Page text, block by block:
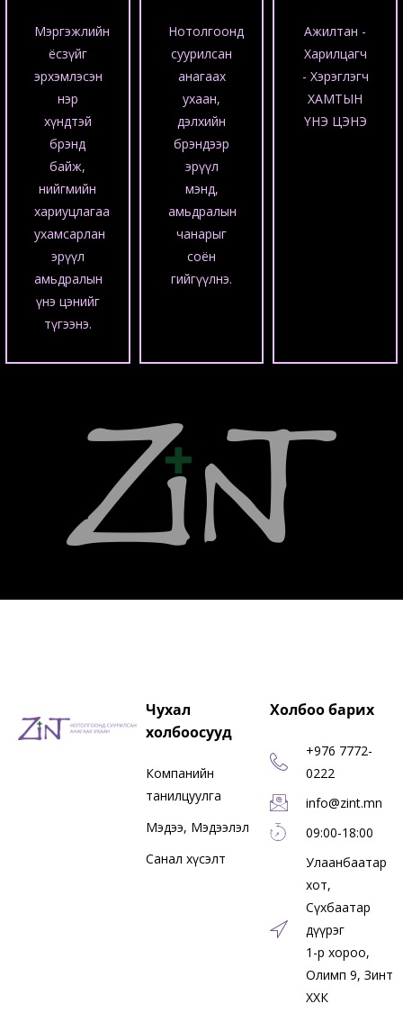
Мэргэжлийн
ёсзүйг
эрхэмлэсэн
нэр
хүндтэй
брэнд
байж,
нийгмийн
хариуцлагаа
ухамсарлан
эрүүл
амьдралын
үнэ цэнийг
түгээнэ.
Нотолгоонд
суурилсан
анагаах
ухаан,
дэлхийн
брэндээр
эрүүл
мэнд,
амьдралын
чанарыг
соён
гийгүүлнэ.
Ажилтан -
Харилцагч
- Хэрэглэгч
ХАМТЫН
ҮНЭ ЦЭНЭ
Чухал
холбоосууд
Компанийн
танилцуулга
Мэдээ, Мэдээлэл
Санал хүсэлт
Холбоо барих
+976 7772-
0222
info@zint.mn
09:00-18:00
Улаанбаатар
хот,
Сүхбаатар
дүүрэг
1-р хороо,
Олимп 9, Зинт
ХХК